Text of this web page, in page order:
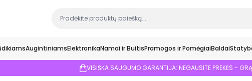
AugintiniamsElektronikaNamai ir BuitisPramogos ir PomėgiaiBaldai
VISIŠKA SAUGUMO GARANTIJA: NEGAUSITE PREKĖS -